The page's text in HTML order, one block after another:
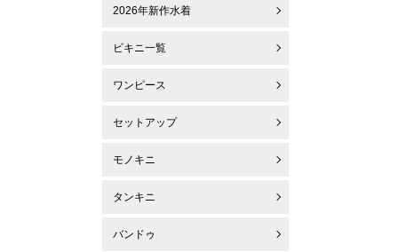
2026年新作水着
ビキニ一覧
ワンピース
セットアップ
モノキニ
タンキニ
バンドゥ